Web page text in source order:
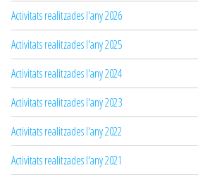
Activitats realitzades l'any 2026
Activitats realitzades l'any 2025
Activitats realitzades l'any 2024
Activitats realitzades l'any 2023
Activitats realitzades l'any 2022
Activitats realitzades l'any 2021